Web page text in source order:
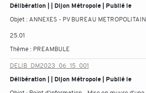
Délibération | | Dijon Métropole | Publié le
Objet : ANNEXES - PV BUREAU METROPOLITAIN
25.01
Thème : PREAMBULE
DELIB_DM2023_06_15_001
Délibération | | Dijon Métropole | Publié le